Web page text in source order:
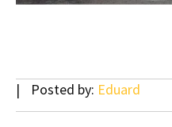
Posted by: Eduard